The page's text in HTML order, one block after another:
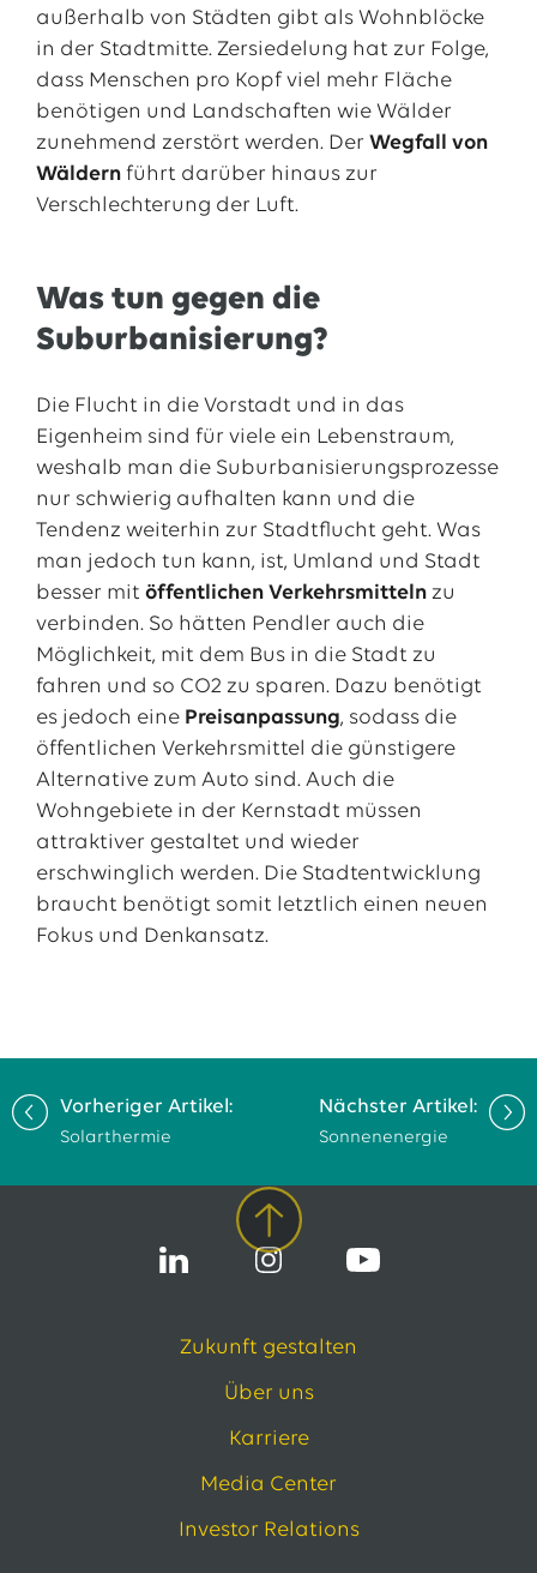
außerhalb von Städten gibt als Wohnblöcke
in der Stadtmitte. Zersiedelung hat zur Folge,
dass Menschen pro Kopf viel mehr Fläche
benötigen und Landschaften wie Wälder
zunehmend zerstört werden. Der Wegfall von
Wäldernführt darüber hinaus zur
Verschlechterung der Luft.
Was tun gegen die
Suburbanisierung?
Die Flucht in die Vorstadt und in das
Eigenheim sind für viele ein Lebenstraum,
weshalb man die Suburbanisierungsprozesse
nur schwierig aufhalten kann und die
Tendenz weiterhin zur Stadtflucht geht. Was
man jedoch tun kann, ist, Umland und Stadt
besser mit öffentlichen Verkehrsmittelnzu
verbinden. So hätten Pendler auch die
Möglichkeit, mit dem Bus in die Stadt zu
fahren und so CO2 zu sparen. Dazu benötigt
es jedoch eine Preisanpassung, sodass die
öffentlichen Verkehrsmittel die günstigere
Alternative zum Auto sind. Auch die
Wohngebiete in der Kernstadt müssen
attraktiver gestaltet und wieder
erschwinglich werden. Die Stadtentwicklung
braucht benötigt somit letztlich einen neuen
Fokus und Denkansatz.
Vorheriger Artikel:
Solarthermie
Nächster Artikel:
Sonnenenergie
Zukunft gestalten
Über uns
Karriere
Media Center
Investor Relations